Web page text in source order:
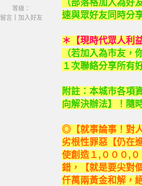
等級：
留言
加入好友
（部落格加入為好
速與眾好友同時分
＊【現時代眾人利
（若加入為市友，
１次聯絡分享所有
附註：本城市各項
向解決辦法】！隨
◎【就事論事！對
劣根性罪惡【仍在
使創造１,０００,
錯，【就是要尖對
仟萬兩黃金和解，